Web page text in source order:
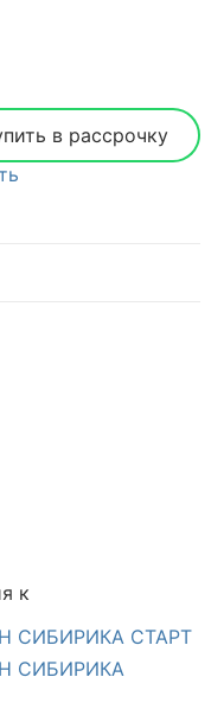
в рассрочку
к
СИБИРИКА СТАРТ
СИБИРИКА